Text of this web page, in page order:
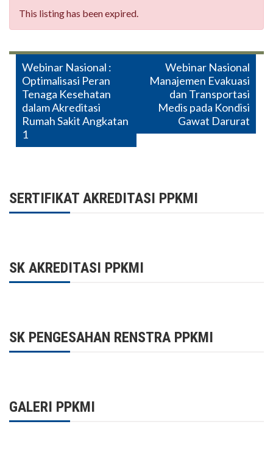
This listing has been expired.
Post
navigation
Webinar Nasional :
Optimalisasi Peran
Tenaga Kesehatan
dalam Akreditasi
Rumah Sakit Angkatan
1
Webinar Nasional
Manajemen Evakuasi
dan Transportasi
Medis pada Kondisi
Gawat Darurat
SERTIFIKAT AKREDITASI PPKMI
SK AKREDITASI PPKMI
SK PENGESAHAN RENSTRA PPKMI
GALERI PPKMI